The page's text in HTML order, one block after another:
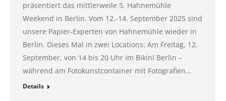
präsentiert das mittlerweile 5. Hahnemühle
Weekend in Berlin. Vom 12.-14. September 2025 sind
unsere Papier-Experten von Hahnemühle wieder in
Berlin. Dieses Mal in zwei Locations: Am Freitag, 12.
September, von 14 bis 20 Uhr im Bikini Berlin –
während am Fotokunstcontainer mit Fotografien…
Details